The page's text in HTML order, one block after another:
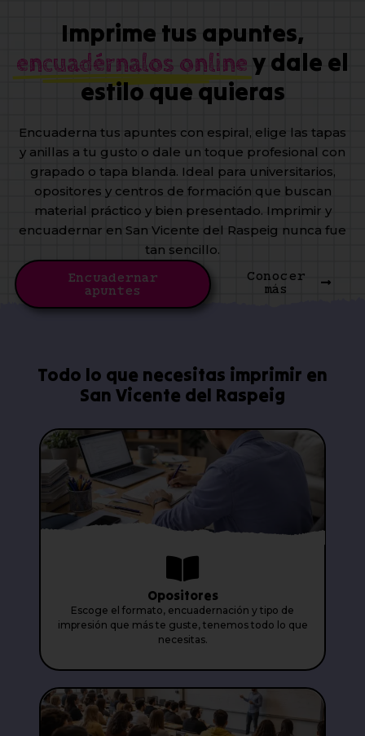
Imprime tus apuntes,
encuadérnalos online y dale el
estilo que quieras
Encuaderna tus apuntes con espiral, elige las tapas
y anillas a tu gusto o dale un toque profesional con
grapado o tapa blanda. Ideal para universitarios,
opositores y centros de formación que buscan
material práctico y bien presentado. Imprimir y
encuadernar en San Vicente del Raspeig nunca fue
tan sencillo.
Encuadernar
apuntes
Conocer
más
Todo lo que necesitas imprimir en
San Vicente del Raspeig
Opositores
Escoge el formato, encuadernación y tipo de
impresión que más te guste, tenemos todo lo que
necesitas.